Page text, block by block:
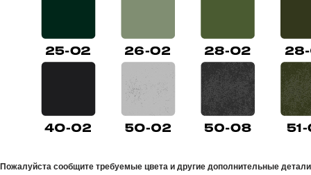
Пожалуйста сообщите требуемые цвета и другие дополнительные детали